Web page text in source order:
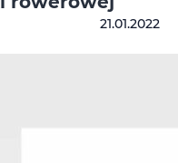
21.01.2022